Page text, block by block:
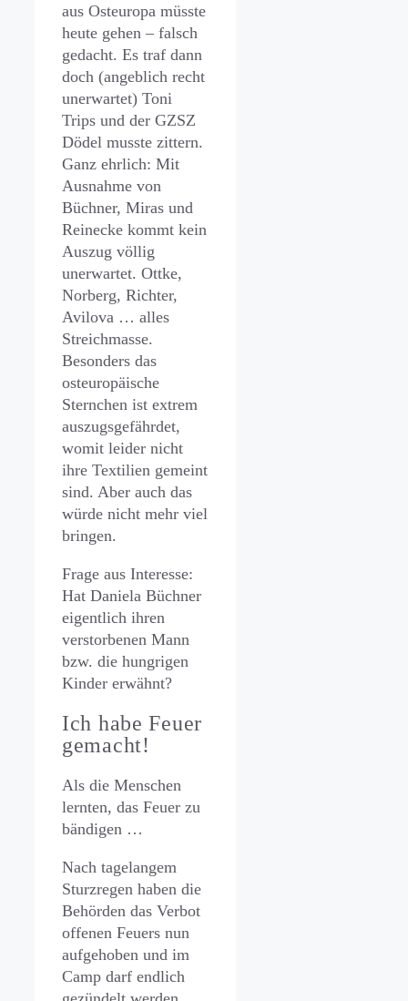
aus Osteuropa müsste
heute gehen – falsch
gedacht. Es traf dann
doch (angeblich recht
unerwartet) Toni
Trips und der GZSZ
Dödel musste zittern.
Ganz ehrlich: Mit
Ausnahme von
Büchner, Miras und
Reinecke kommt kein
Auszug völlig
unerwartet. Ottke,
Norberg, Richter,
Avilova … alles
Streichmasse.
Besonders das
osteuropäische
Sternchen ist extrem
auszugsgefährdet,
womit leider nicht
ihre Textilien gemeint
sind. Aber auch das
würde nicht mehr viel
bringen.
Frage aus Interesse:
Hat Daniela Büchner
eigentlich ihren
verstorbenen Mann
bzw. die hungrigen
Kinder erwähnt?
Ich habe Feuer
gemacht!
Als die Menschen
lernten, das Feuer zu
bändigen …
Nach tagelangem
Sturzregen haben die
Behörden das Verbot
offenen Feuers nun
aufgehoben und im
Camp darf endlich